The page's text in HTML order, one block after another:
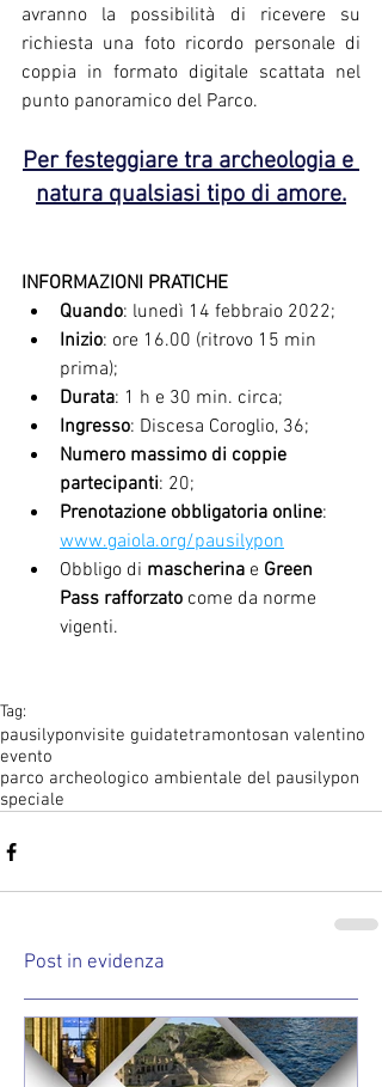
avranno la possibilità di ricevere su
richiesta una foto ricordo personale di
coppia in formato digitale scattata nel
punto panoramico del Parco.
Per festeggiare tra archeologia e
natura qualsiasi tipo di amore.
INFORMAZIONI PRATICHE
Quando: lunedì 14 febbraio 2022;
Inizio: ore 16.00 (ritrovo 15 min
prima);
Durata: 1 h e 30 min. circa;
Ingresso: Discesa Coroglio, 36;
Numero massimo di coppie
partecipanti: 20;
Prenotazione obbligatoria online:
www.gaiola.org/pausilypon
Obbligo di mascherina e Green
Pass rafforzato come da norme
vigenti.
Tag:
pausilyponvisite guidatetramontosan valentino
evento
parco archeologico ambientale del pausilypon
speciale
Post in evidenza